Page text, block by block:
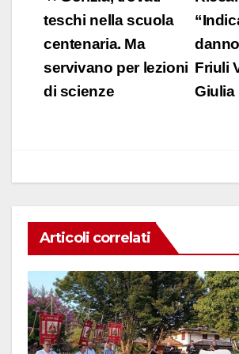
e
b
o
o
s
A
p
e
n
articoli
Friuli
Giulia
teschi nella scuola
centenaria. Ma
servivano per lezioni
di scienze
Articoli correlati